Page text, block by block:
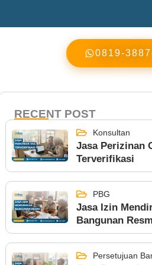
0819-
RECENT POST
Konsultan
Jasa Perizinan
Terverifikasi
PBG
Jasa Izin
Bangunan
Persetujuan